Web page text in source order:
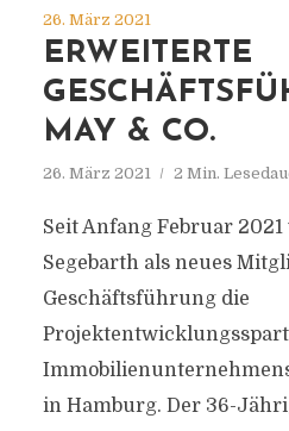
26. März 2021
ERWEITERTE
MAY & CO.
26. März 2021 2 Min.
Seit Anfang Februar
Segebarth als neues
Geschäftsführung die
in Hamburg. Der 36-